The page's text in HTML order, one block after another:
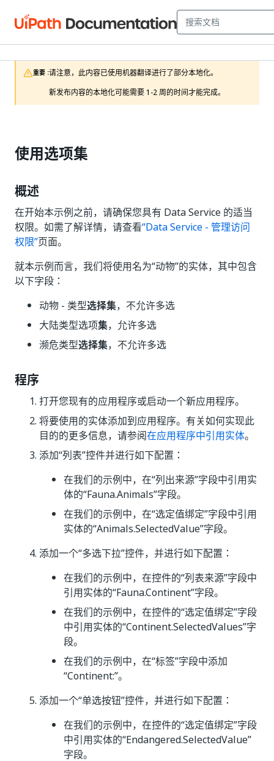
重要 :请注意，此内容已使用机器翻译进行了部分本地化。
新发布内容的本地化可能需要 1-2 周的时间才能完成。
使用选项集
概述
在开始本示例之前，请确保您具有 Data Service 的适当
权限。如需了解详情，请查看“Data Service - 管理访问
权限”页面。
就本示例而言，我们将使用名为“动物”的实体，其中包含
以下字段：
动物 - 类型选择集，不允许多选
大陆类型选项集，允许多选
濒危类型选择集，不允许多选
程序
打开您现有的应用程序或启动一个新应用程序。
将要使用的实体添加到应用程序。有关如何实现此
目的的更多信息，请参阅在应用程序中引用实体。
添加“列表”控件并进行如下配置：
在我们的示例中，在“列出来源”字段中引用实
体的“Fauna.Animals”字段。
在我们的示例中，在“选定值绑定”字段中引用
实体的“Animals.SelectedValue”字段。
添加一个“多选下拉”控件，并进行如下配置：
在我们的示例中，在控件的“列表来源”字段中
引用实体的“Fauna.Continent”字段。
在我们的示例中，在控件的“选定值绑定”字段
中引用实体的“Continent.SelectedValues”字
段。
在我们的示例中，在“标签”字段中添加
“Continent:”。
添加一个“单选按钮”控件，并进行如下配置：
在我们的示例中，在控件的“选定值绑定”字段
中引用实体的“Endangered.SelectedValue”
字段。